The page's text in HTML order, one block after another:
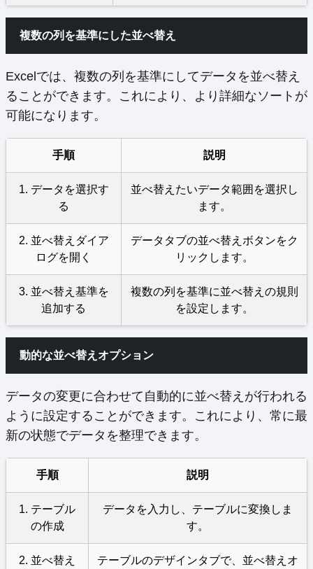
複数の列を基準にした並べ替え
Excelでは、複数の列を基準にしてデータを並べ替え
ることができます。これにより、より詳細なソートが
可能になります。
手順 説明
1. データを選択す
る
並べ替えたいデータ範囲を選択し
ます。
2. 並べ替えダイア
ログを開く
データタブの並べ替えボタンをク
リックします。
3. 並べ替え基準を
追加する
複数の列を基準に並べ替えの規則
を設定します。
動的な並べ替えオプション
データの変更に合わせて自動的に並べ替えが行われる
ように設定することができます。これにより、常に最
新の状態でデータを整理できます。
手順 説明
1. テーブル
の作成
データを入力し、テーブルに変換しま
す。
2. 並べ替え テーブルのデザインタブで、並べ替えオ